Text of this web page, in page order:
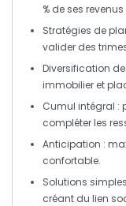
% de ses
Stratégies de
valider des
Diversification
immobilier et
Cumul intégral :
compléter les
Anticipation :
confortable.
Solutions simples
créant du lien